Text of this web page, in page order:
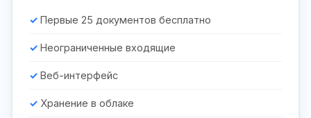
Первые 25 документов бесплатно
Неограниченные входящие
Веб-интерфейс
Хранение в облаке